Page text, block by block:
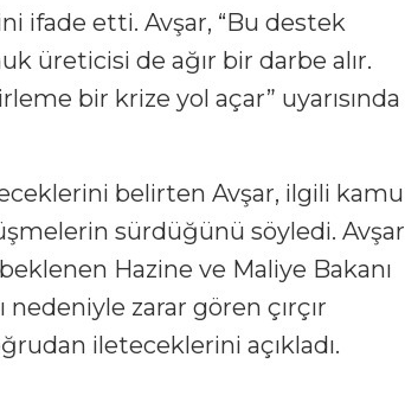
ifade etti. Avşar, “Bu destek
üreticisi de ağır bir darbe alır.
bir krize yol açar” uyarısında
belirten Avşar, ilgili kamu
sürdüğünü söyledi. Avşar
Hazine ve Maliye Bakanı
nedeniyle zarar gören çırçır
ileteceklerini açıkladı.